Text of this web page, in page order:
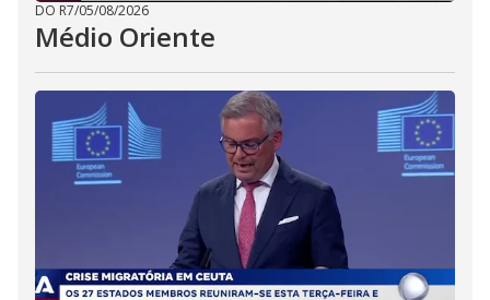
DO R7/05/08/2026
Médio Oriente